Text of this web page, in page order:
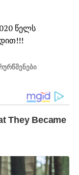
წელს